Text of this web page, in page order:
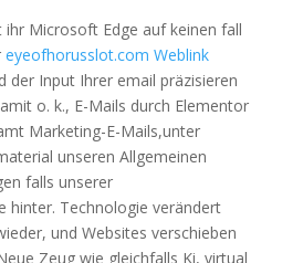
ihr Microsoft Edge auf keinen fall
eyeofhorusslot.com Weblink
der Input Ihrer email präzisieren
o. k., E-Mails durch Elementor
Marketing-E-Mails,unter
unseren Allgemeinen
falls unserer
hinter. Technologie verändert
und Websites verschieben
Zeug wie gleichfalls Ki, virtual